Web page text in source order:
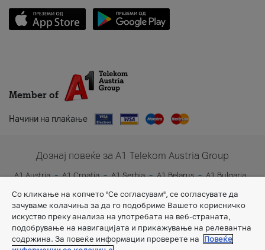
Member of
Начини на плаќање
Дознај повеќе за A1 Telekom Austria Group
A1 Austria A1 Croatia A1 Serbia A1 Belarus
A1 Bulgaria
Со кликање на копчето "Се согласувам", се согласувате да
зачуваме колачиња за да го подобриме Вашето корисничко
искуство преку анализа на употребата на веб-страната,
подобрување на навигацијата и прикажување на релевантна
содржина. За повеќе информации проверете на
Повеќе